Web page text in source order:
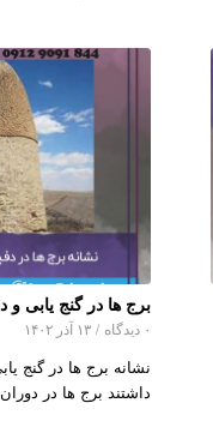
برج ها در گنج یابی و
۰ دیدگاه / ۱۳ آذر ۱۴۰۲
نشانه برج ها در گنج
داشتند برج ها در